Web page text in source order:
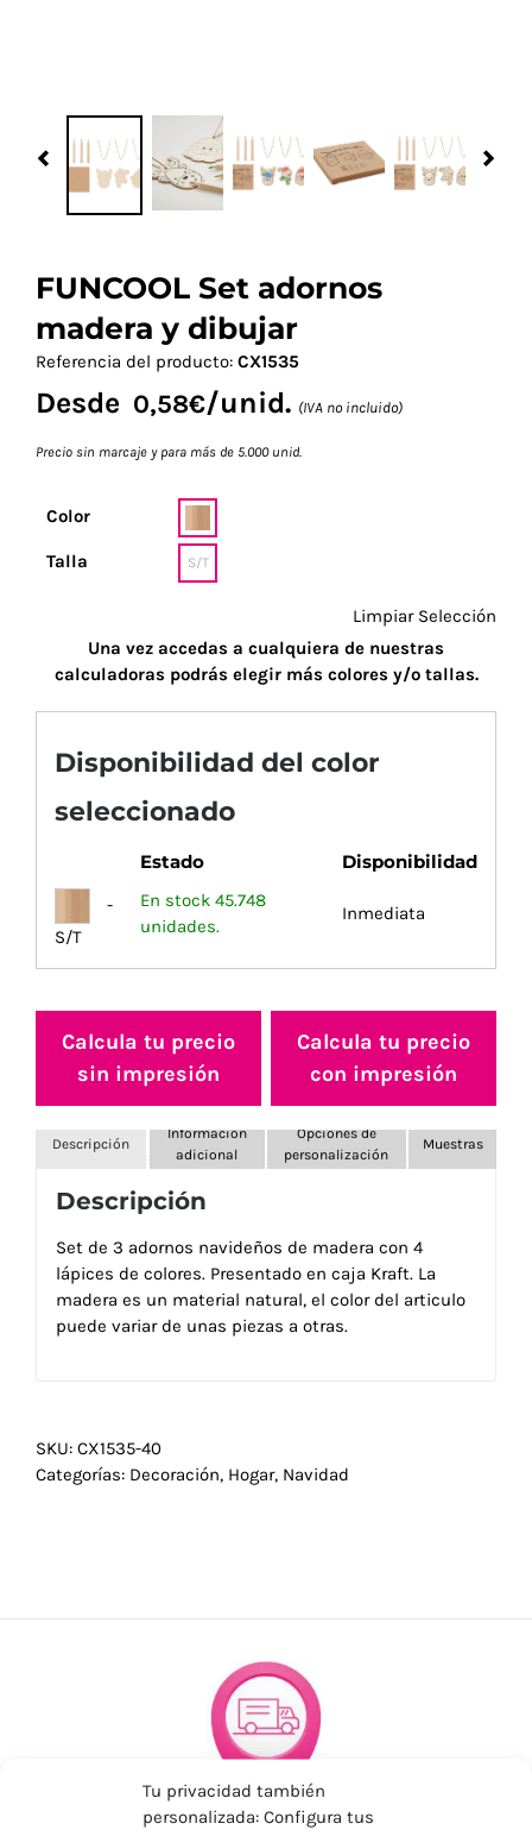
Tu privacidad también
personalizada: Configura tus
Previous
FUNCOOL Set adornos
madera y dibujar
Referencia del producto: CX1535
Desde 0,58€/unid. (IVA no incluido)
Precio sin marcaje y para más de 5.000 unid.
Color
Talla S/T
Limpiar Selección
Una vez accedas a cualquiera de nuestras
calculadoras podrás elegir más colores y/o tallas.
Disponibilidad del color
seleccionado
Estado Disponibilidad
-
S/T
En stock 45.748
unidades.
Inmediata
Calcula tu precio
sin impresión
Calcula tu precio
con impresión
Descripción
Información
adicional
Opciones de
personalización
Muestras
Descripción
Set de 3 adornos navideños de madera con 4
lápices de colores. Presentado en caja Kraft. La
madera es un material natural, el color del articulo
puede variar de unas piezas a otras.
SKU: CX1535-40
Categorías: Decoración, Hogar, Navidad
ENVÍOS ECONÓMICOS